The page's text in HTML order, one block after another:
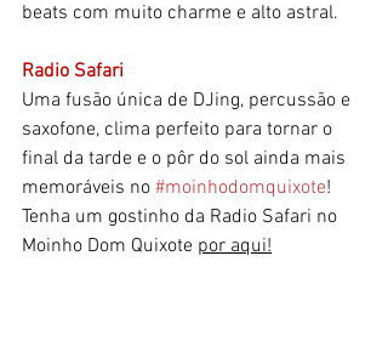
beats com muito charme e alto astral.
Radio Safari
Uma fusão única de DJing, percussão e
saxofone, clima perfeito para tornar o
final da tarde e o pôr do sol ainda mais
memoráveis no #moinhodomquixote!
Tenha um gostinho da Radio Safari no
Moinho Dom Quixote por aqui!